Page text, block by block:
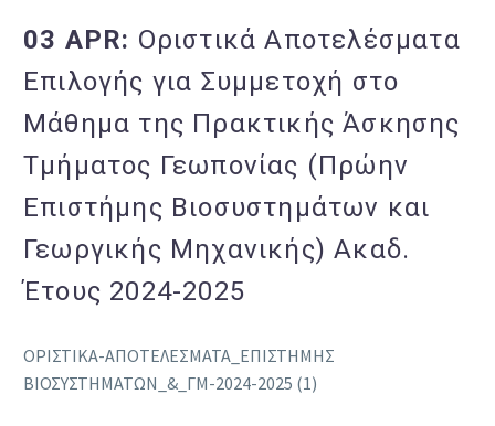
03 APR: Οριστικά Αποτελέσματα
Επιλογής για Συμμετοχή στο
Μάθημα της Πρακτικής Άσκησης
Τμήματος Γεωπονίας (Πρώην
Επιστήμης Βιοσυστημάτων και
Γεωργικής Μηχανικής) Ακαδ.
Έτους 2024-2025
ΟΡΙΣΤΙΚΑ-ΑΠΟΤΕΛΕΣΜΑΤΑ_ΕΠΙΣΤΗΜΗΣ
ΒΙΟΣΥΣΤΗΜΑΤΩΝ_&_ΓΜ-2024-2025 (1)